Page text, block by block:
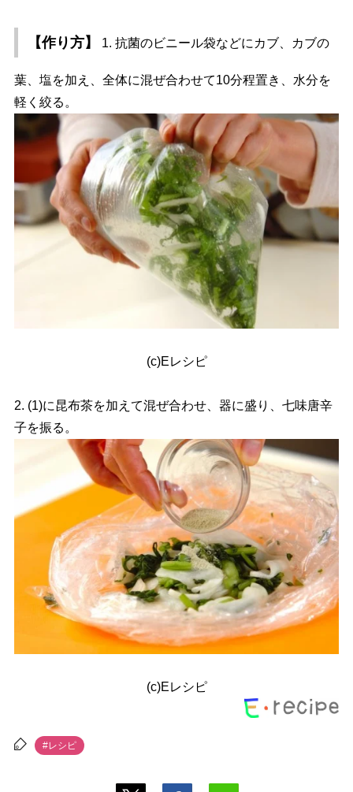
【作り方】 1. 抗菌のビニール袋などにカブ、カブの
葉、塩を加え、全体に混ぜ合わせて10分程置き、水分を
軽く絞る。
(c)Eレシピ
2. (1)に昆布茶を加えて混ぜ合わせ、器に盛り、七味唐辛
子を振る。
(c)Eレシピ
#レシピ